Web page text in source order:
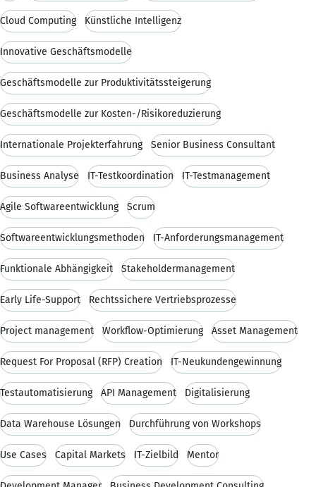
Cloud Computing Künstliche Intelligenz
Innovative Geschäftsmodelle
Geschäftsmodelle zur Produktivitätssteigerung
Geschäftsmodelle zur Kosten-/Risikoreduzierung
Internationale Projekterfahrung Senior Business Consultant
Business Analyse IT-Testkoordination IT-Testmanagement
Agile Softwareentwicklung Scrum
Softwareentwicklungsmethoden IT-Anforderungsmanagement
Funktionale Abhängigkeit Stakeholdermanagement
Early Life-Support Rechtssichere Vertriebsprozesse
Project management Workflow-Optimierung Asset Management
Request For Proposal (RFP) Creation IT-Neukundengewinnung
Testautomatisierung API Management Digitalisierung
Data Warehouse Lösungen Durchführung von Workshops
Use Cases Capital Markets IT-Zielbild Mentor